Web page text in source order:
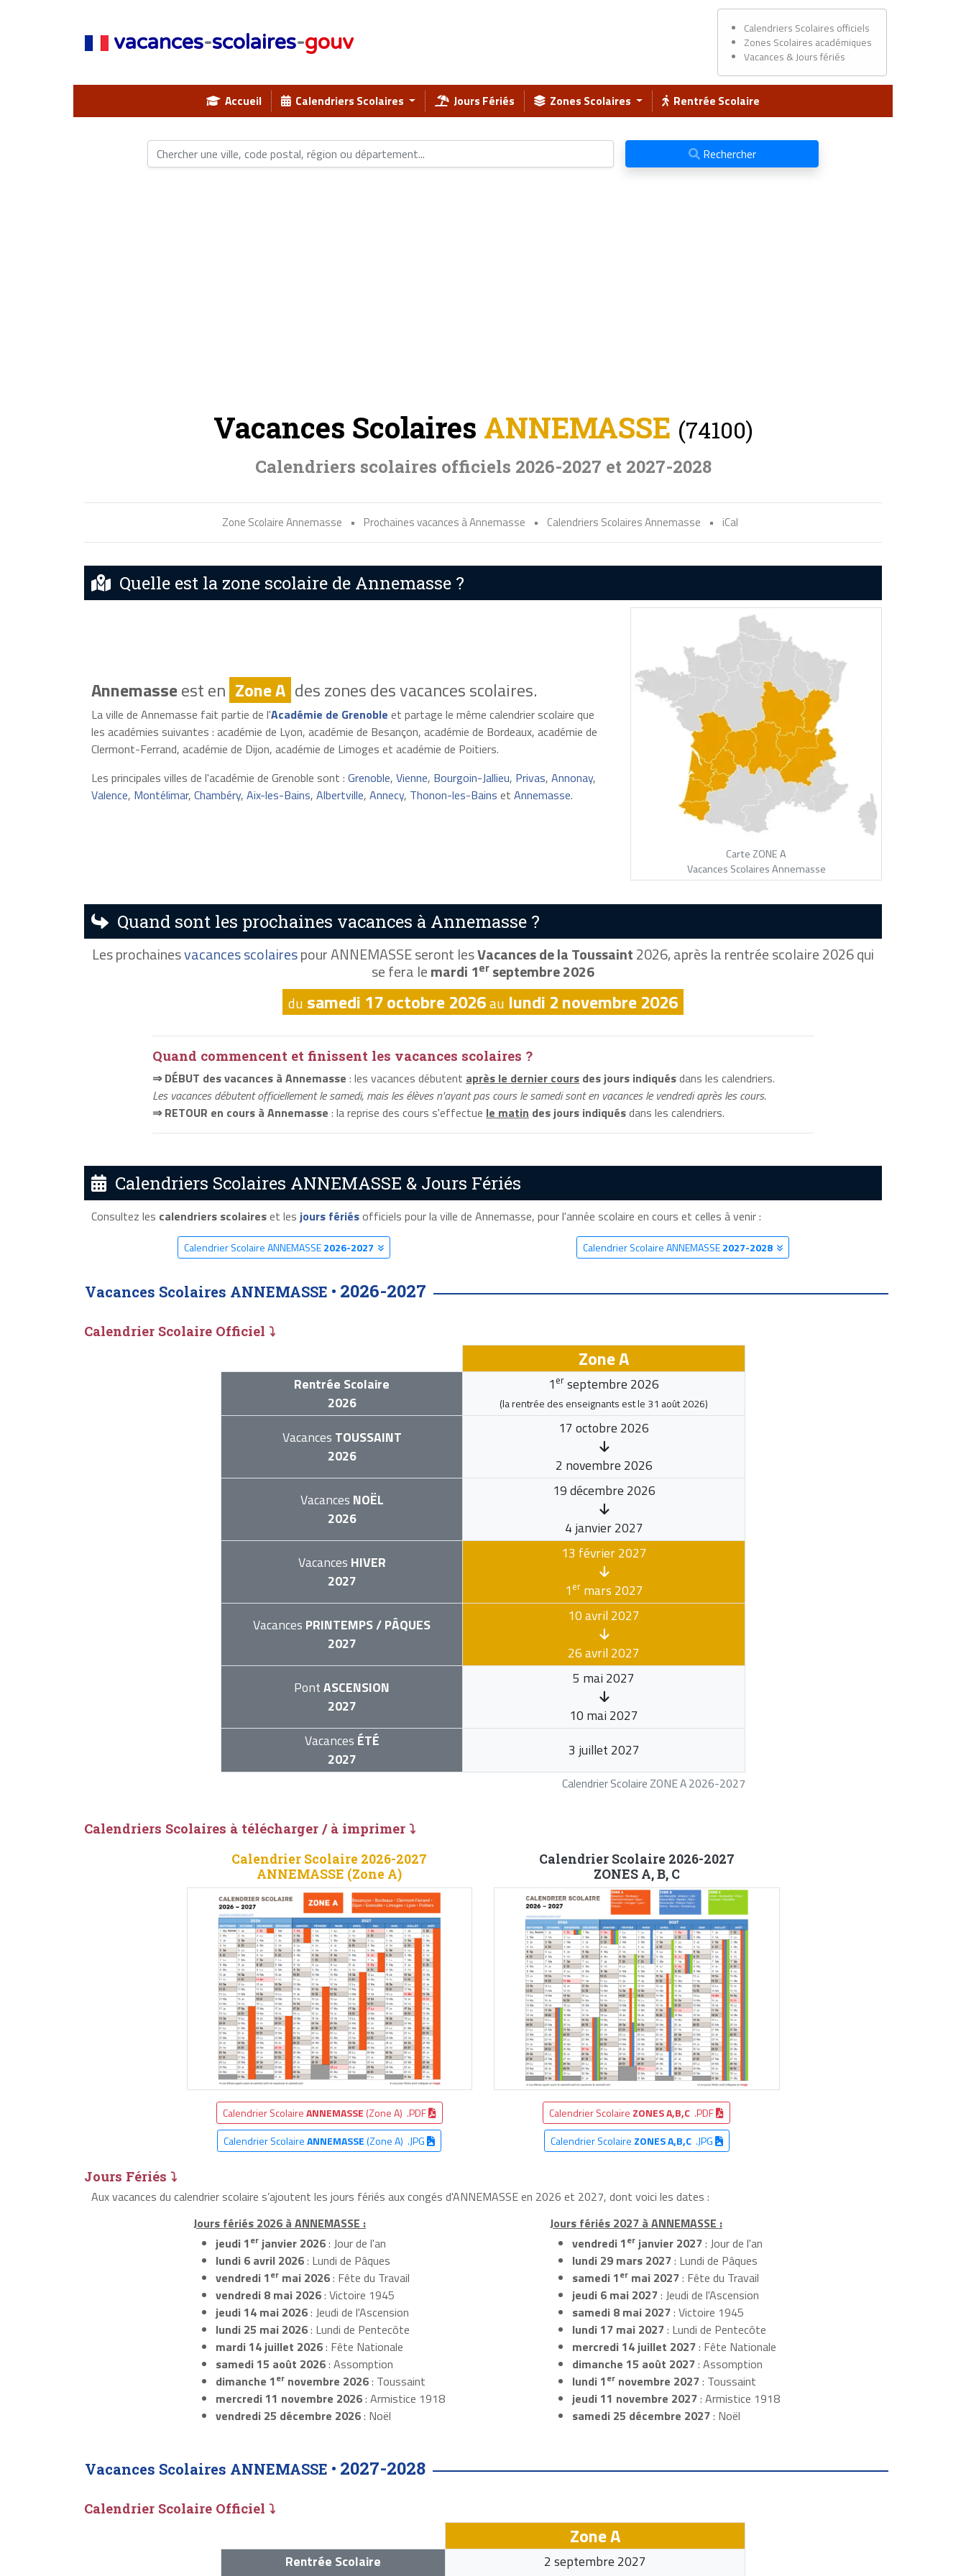
vacances-scolaires-gouv
Calendriers Scolaires officiels
Zones Scolaires académiques
Vacances & Jours fériés
Accueil Calendriers Scolaires Jours Fériés Zones Scolaires Rentrée Scolaire
Rechercher
Vacances Scolaires ANNEMASSE (74100)
Calendriers scolaires officiels 2026-2027 et 2027-2028
Zone Scolaire Annemasse • Prochaines vacances à Annemasse • Calendriers Scolaires Annemasse • iCal
Quelle est la zone scolaire de Annemasse ?
Annemasseest en Zone A des zones des vacances scolaires.
La ville de Annemasse fait partie de l'Académie de Grenoble et partage le même calendrier scolaire que
les académies suivantes : académie de Lyon, académie de Besançon, académie de Bordeaux, académie de
Clermont-Ferrand, académie de Dijon, académie de Limoges et académie de Poitiers.
Les principales villes de l'académie de Grenoble sont : Grenoble, Vienne, Bourgoin-Jallieu, Privas, Annonay,
Valence, Montélimar, Chambéry, Aix-les-Bains, Albertville, Annecy, Thonon-les-Bains et Annemasse.
Carte ZONE A
Vacances Scolaires Annemasse
Quand sont les prochaines vacances à Annemasse ?
Les prochainesvacances scolairespour ANNEMASSE seront lesVacances de la Toussaint2026, après la rentrée scolaire 2026 qui
se fera lemardi 1er septembre 2026
du samedi 17 octobre 2026au lundi 2 novembre 2026
Quand commencent et finissent les vacances scolaires ?
⇒ DÉBUT des vacances à Annemasse : les vacances débutent après le dernier cours des jours indiquésdans les calendriers.
Les vacances débutent officiellement le samedi, mais les élèves n'ayant pas cours le samedi sont en vacances le vendredi après les cours.
⇒ RETOUR en cours à Annemasse : la reprise des cours s'effectue le matin des jours indiquésdans les calendriers.
Calendriers Scolaires ANNEMASSE & Jours Fériés
Consultez les calendriers scolaireset les jours fériésofficiels pour la ville de Annemasse, pour l'année scolaire en cours et celles à venir :
Calendrier Scolaire ANNEMASSE2026-2027 Calendrier Scolaire ANNEMASSE2027-2028
Vacances Scolaires ANNEMASSE • 2026-2027
Calendrier Scolaire Officiel ⤵
Calendrier Scolaire ZONE A 2026-2027
Zone A
Rentrée Scolaire
2026
1 er septembre 2026
(la rentrée des enseignants est le 31 août 2026)
Vacances TOUSSAINT
2026
17 octobre 2026
2 novembre 2026
Vacances NOËL
2026
19 décembre 2026
4 janvier 2027
Vacances HIVER
2027
13 février 2027
1ermars 2027
Vacances PRINTEMPS / PÂQUES
2027
10 avril 2027
26 avril 2027
PontASCENSION
2027
5 mai 2027
10 mai 2027
Vacances ÉTÉ
2027
3 juillet 2027
Calendriers Scolaires à télécharger / à imprimer ⤵
Calendrier Scolaire 2026-2027
ANNEMASSE (Zone A)
Calendrier ScolaireANNEMASSE (Zone A) .PDF
Calendrier ScolaireANNEMASSE(Zone A) .JPG
Calendrier Scolaire 2026-2027
ZONES A, B, C
Calendrier Scolaire ZONES A,B,C .PDF
Calendrier Scolaire ZONES A,B,C.JPG
Jours Fériés ⤵
Aux vacances du calendrier scolaire s’ajoutent les jours fériés aux congés d'ANNEMASSE en 2026 et 2027, dont voici les dates :
Jours fériés 2026 à ANNEMASSE :
jeudi 1erjanvier 2026: Jour de l'an
lundi 6 avril 2026: Lundi de Pâques
vendredi 1ermai 2026: Fête du Travail
vendredi 8 mai 2026: Victoire 1945
jeudi 14 mai 2026: Jeudi de l'Ascension
lundi 25 mai 2026: Lundi de Pentecôte
mardi 14 juillet 2026: Fête Nationale
samedi 15 août 2026: Assomption
dimanche 1ernovembre 2026: Toussaint
mercredi 11 novembre 2026: Armistice 1918
vendredi 25 décembre 2026: Noël
Jours fériés 2027 à ANNEMASSE :
vendredi 1erjanvier 2027: Jour de l'an
lundi 29 mars 2027: Lundi de Pâques
samedi 1ermai 2027: Fête du Travail
jeudi 6 mai 2027: Jeudi de l'Ascension
samedi 8 mai 2027: Victoire 1945
lundi 17 mai 2027: Lundi de Pentecôte
mercredi 14 juillet 2027: Fête Nationale
dimanche 15 août 2027: Assomption
lundi 1ernovembre 2027: Toussaint
jeudi 11 novembre 2027: Armistice 1918
samedi 25 décembre 2027: Noël
Vacances Scolaires ANNEMASSE • 2027-2028
Calendrier Scolaire Officiel ⤵
Zone A
Rentrée Scolaire
2 septembre 2027